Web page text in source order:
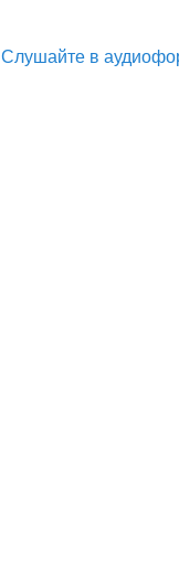
Слушайте в